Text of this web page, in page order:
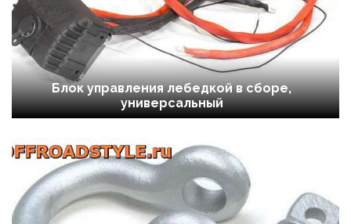
Блок управления лебедкой в сборе,
универсальный